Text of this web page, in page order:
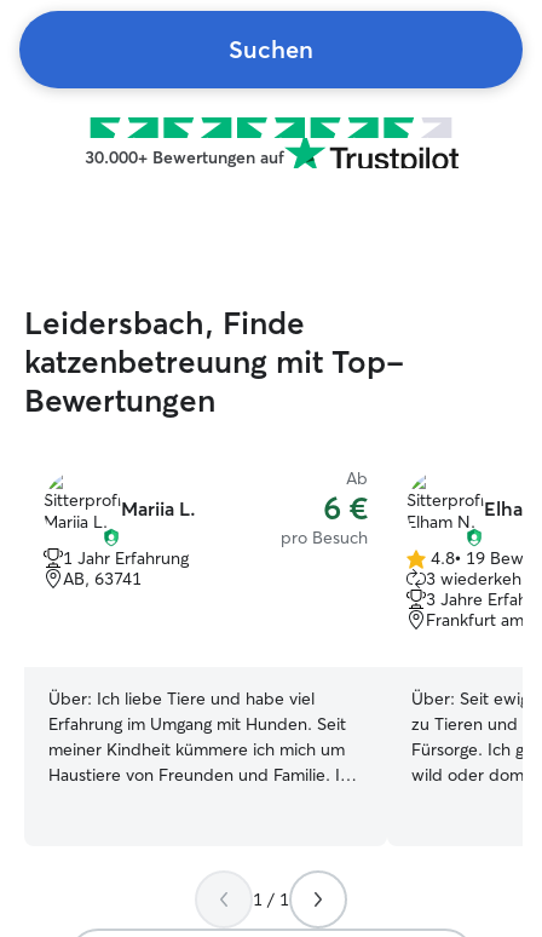
Suchen
30.000+ Bewertungen auf
Leidersbach, Finde
katzenbetreuung mit Top-
Bewertungen
Mariia L.
Ab
6 €
pro Besuch
1 Jahr Erfahrung
AB, 63741
Über: Ich liebe Tiere und habe viel
Erfahrung im Umgang mit Hunden. Seit
meiner Kindheit kümmere ich mich um
Haustiere von Freunden und Familie. Ich
sind für mich das Wichtigste. Ich freue
mich darauf, Ihren Hund
kennenzulernen! Ich bin am
4.8
von
5
Sternen
4.8• 19
3
3 Jahre
Frankfurt am
Über: Seit ewig
zu Tieren und
Fürsorge. Ich
wild oder
Tierheimen und
1 / 1